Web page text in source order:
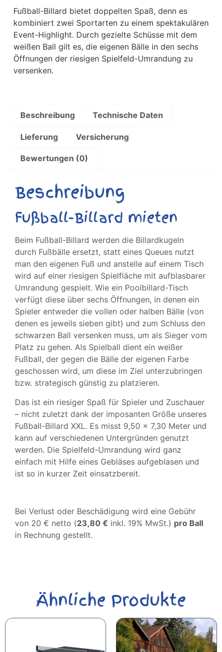
Fußball-Billard bietet doppelten Spaß, denn es
kombiniert zwei Sportarten zu einem spektakulären
Event-Highlight. Durch gezielte Schüsse mit dem
weißen Ball gilt es, die eigenen Bälle in den sechs
Öffnungen der riesigen Spielfeld-Umrandung zu
versenken.
Beschreibung Technische Daten
Lieferung Versicherung
Bewertungen (0)
Beschreibung
Fußball-Billard mieten
Beim Fußball-Billard werden die Billardkugeln
durch Fußbälle ersetzt, statt eines Queues nutzt
man den eigenen Fuß und anstelle auf einem Tisch
wird auf einer riesigen Spielfläche mit aufblasbarer
Umrandung gespielt. Wie ein Poolbillard-Tisch
verfügt diese über sechs Öffnungen, in denen ein
Spieler entweder die vollen oder halben Bälle (von
denen es jeweils sieben gibt) und zum Schluss den
schwarzen Ball versenken muss, um als Sieger vom
Platz zu gehen. Als Spielball dient ein weißer
Fußball, der gegen die Bälle der eigenen Farbe
geschossen wird, um diese im Ziel unterzubringen
bzw. strategisch günstig zu platzieren.
Das ist ein riesiger Spaß für Spieler und Zuschauer
– nicht zuletzt dank der imposanten Größe unseres
Fußball-Billard XXL. Es misst 9,50 x 7,30 Meter und
kann auf verschiedenen Untergründen genutzt
werden. Die Spielfeld-Umrandung wird ganz
einfach mit Hilfe eines Gebläses aufgeblasen und
ist so in kurzer Zeit einsatzbereit.
Bei Verlust oder Beschädigung wird eine Gebühr
von 20 € netto (23,80 € inkl. 19% MwSt.) pro Ball
in Rechnung gestellt.
Ähnliche Produkte